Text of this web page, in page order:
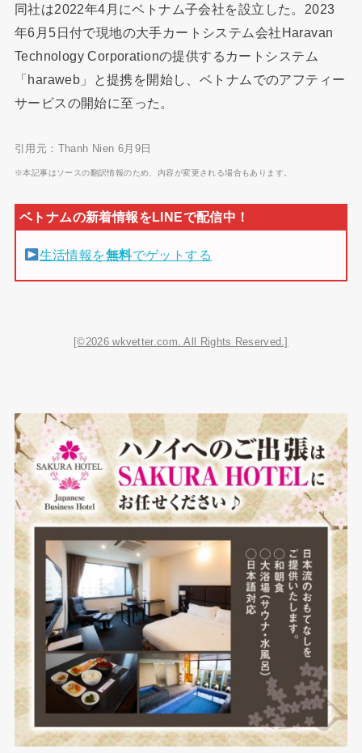
同社は2022年4月にベトナム子会社を設立した。2023
年6月5日付で現地の大手カートシステム会社Haravan
Technology Corporationの提供するカートシステム
「haraweb」と提携を開始し、ベトナムでのアフティー
サービスの開始に至った。
引用元：Thanh Nien 6月9日
※本記事はソースの翻訳情報のため、内容が変更される場合もあります。
生活情報を無料でゲットする
[©2026 wkvetter.com. All Rights Reserved.]